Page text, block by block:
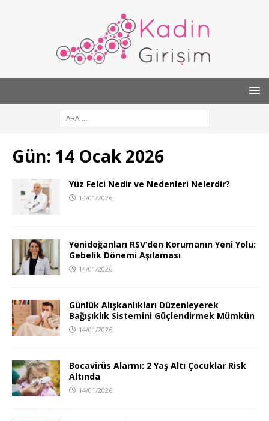
Gün: 14 Ocak 2026
Yüz Felci Nedir ve Nedenleri Nelerdir?
14/01/2026
Yenidoğanları RSV’den Korumanın Yeni Yolu:
Gebelik Dönemi Aşılaması
14/01/2026
Günlük Alışkanlıkları Düzenleyerek
Bağışıklık Sistemini Güçlendirmek Mümkün
14/01/2026
Bocavirüs Alarmı: 2 Yaş Altı Çocuklar Risk
Altında
14/01/2026